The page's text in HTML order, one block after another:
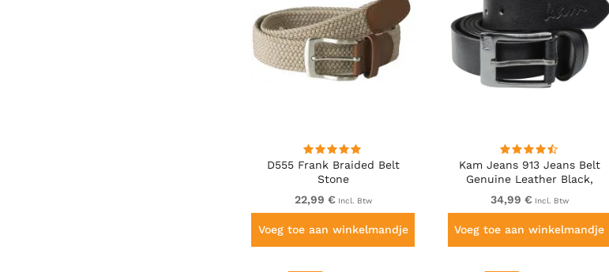
D555 Frank Braided Belt
Stone
22,99 € Incl. Btw
Voeg toe aan winkelmandje
Kam Jeans 913 Jeans Belt
Genuine Leather Black,
3,5cm
34,99 € Incl. Btw
Voeg toe aan winkelmandje